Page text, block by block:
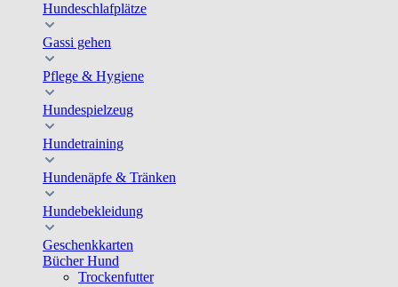
Hundeschlafplätze
Gassi gehen
Pflege & Hygiene
Hundespielzeug
Hundetraining
Hundenäpfe & Tränken
Hundebekleidung
Geschenkkarten
Bücher Hund
Trockenfutter